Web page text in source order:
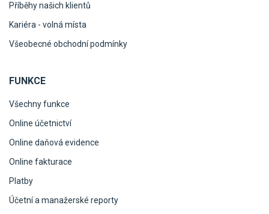
Příběhy našich klientů
Kariéra - volná místa
Všeobecné obchodní podmínky
FUNKCE
Všechny funkce
Online účetnictví
Online daňová evidence
Online fakturace
Platby
Účetní a manažerské reporty